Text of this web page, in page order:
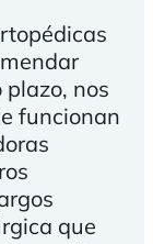
nos
funcionan
que